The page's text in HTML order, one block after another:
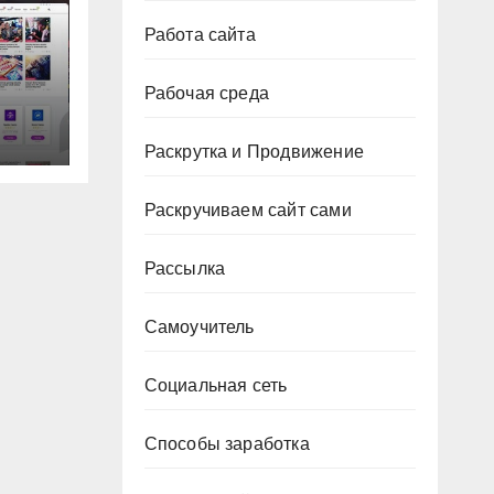
Работа сайта
Рабочая среда
Раскрутка и Продвижение
Раскручиваем сайт сами
Рассылка
Самоучитель
Социальная сеть
Способы заработка